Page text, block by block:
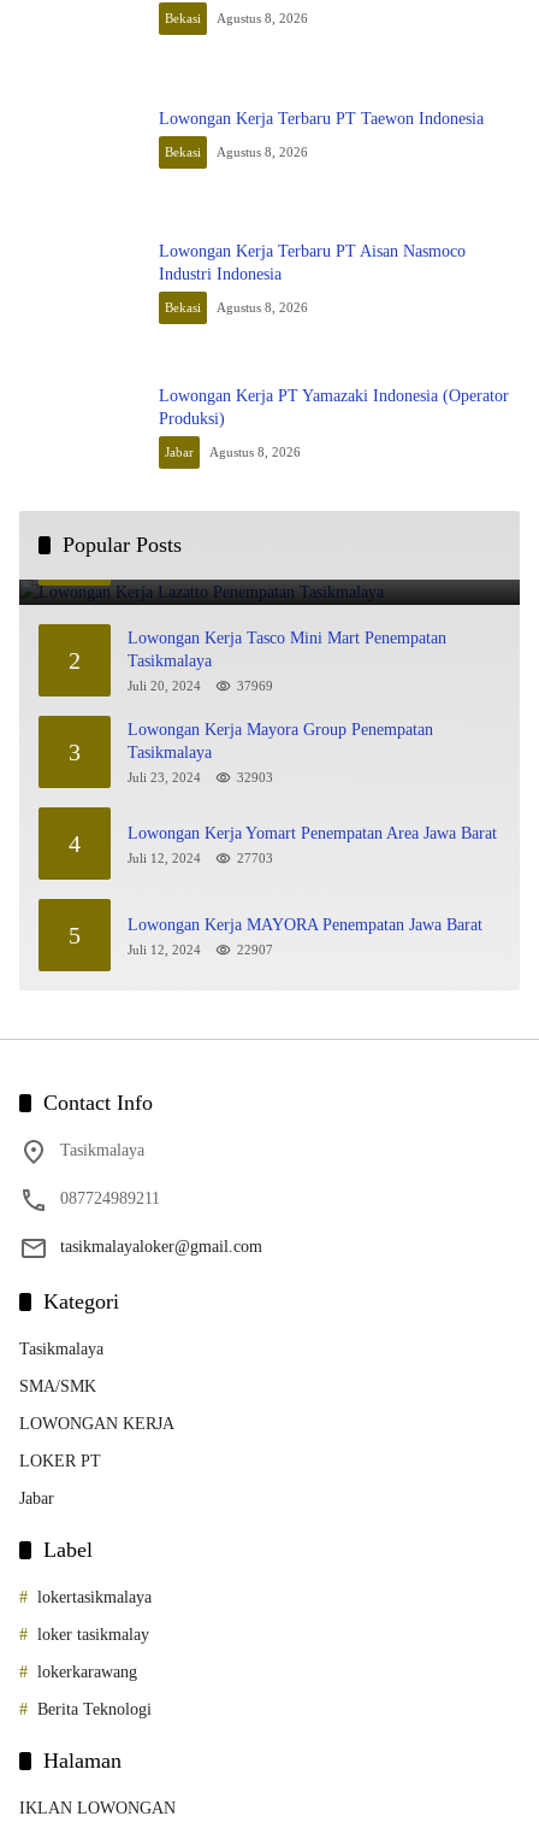
Bekasi Agustus 8, 2026
Lowongan Kerja Terbaru PT Taewon Indonesia
Bekasi Agustus 8, 2026
Lowongan Kerja Terbaru PT Aisan Nasmoco
Industri Indonesia
Bekasi Agustus 8, 2026
Lowongan Kerja PT Yamazaki Indonesia (Operator
Produksi)
Jabar Agustus 8, 2026
Popular Posts
1 Lowongan Kerja Lazatto Penempatan Tasikmalaya
2
Lowongan Kerja Tasco Mini Mart Penempatan
Tasikmalaya
Juli 20, 2024 37969
3
Lowongan Kerja Mayora Group Penempatan
Tasikmalaya
Juli 23, 2024 32903
4 Lowongan Kerja Yomart Penempatan Area Jawa Barat
Juli 12, 2024 27703
5 Lowongan Kerja MAYORA Penempatan Jawa Barat
Juli 12, 2024 22907
Contact Info
Tasikmalaya
087724989211
tasikmalayaloker@gmail.com
Kategori
Tasikmalaya
SMA/SMK
LOWONGAN KERJA
LOKER PT
Jabar
Label
lokertasikmalaya
loker tasikmalay
lokerkarawang
Berita Teknologi
Halaman
IKLAN LOWONGAN